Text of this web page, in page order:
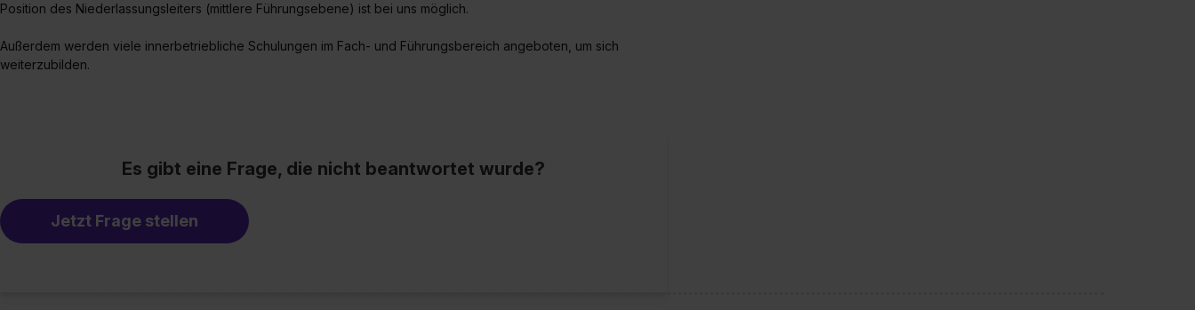
Position des Niederlassungsleiters (mittlere Führungsebene) ist bei uns möglich.
Außerdem werden viele innerbetriebliche Schulungen im Fach- und Führungsbereich angeboten, um sich
weiterzubilden.
Es gibt eine Frage, die nicht beantwortet wurde?
Jetzt Frage stellen